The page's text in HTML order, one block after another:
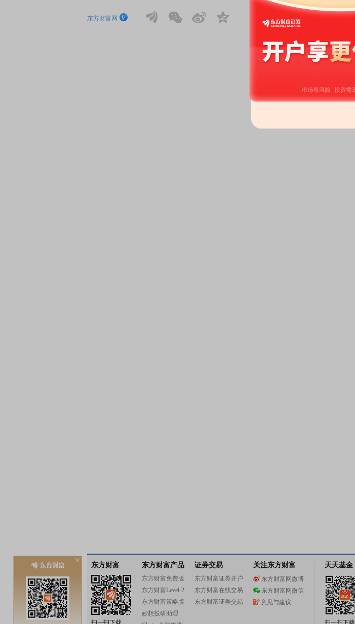
东方财富网
东方财富
扫一扫下载
东方财富产品
东方财富免费版
东方财富Level-2
东方财富策略版
妙想投研助理
证券交易
东方财富证券开户
东方财富在线交易
东方财富证券交易
关注东方财富
东方财富网微博
东方财富网微信
意见与建议
天天基金
扫一扫下载